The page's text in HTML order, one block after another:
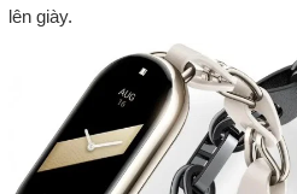
lên giày.